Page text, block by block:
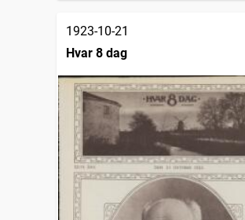
1923-10-21
Hvar 8 dag